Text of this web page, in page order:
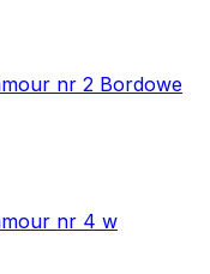
nr 2 Bordowe
nr 4 w